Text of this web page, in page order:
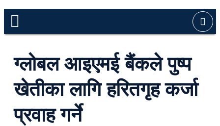
ग्लोबल आइएमई बैंकले पुष्प
खेतीका लागि हरितगृह कर्जा
प्रवाह गर्ने